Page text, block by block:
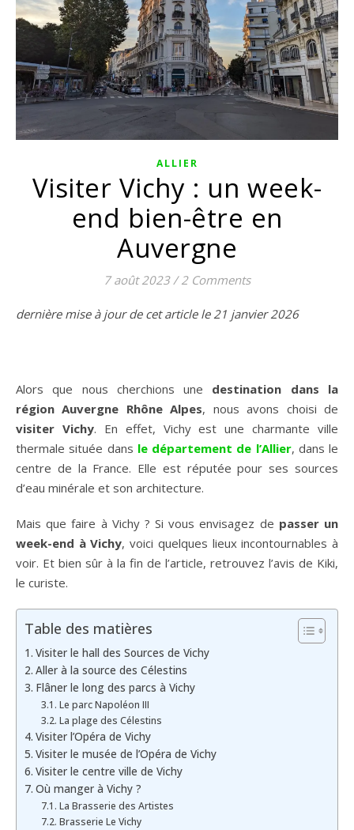
ALLIER
Visiter Vichy : un week-
end bien-être en
Auvergne
7 août 2023 / 2 Comments
dernière mise à jour de cet article le 21 janvier 2026
Alors que nous cherchions une destination dans la
région Auvergne Rhône Alpes, nous avons choisi de
visiter Vichy. En effet, Vichy est une charmante ville
thermale située dans le département de l’Allier, dans le
centre de la France. Elle est réputée pour ses sources
d’eau minérale et son architecture.
Mais que faire à Vichy ? Si vous envisagez de passer un
week-end à Vichy, voici quelques lieux incontournables à
voir. Et bien sûr à la fin de l’article, retrouvez l’avis de Kiki,
le curiste.
Table des matières
Visiter le hall des Sources de Vichy
Aller à la source des Célestins
Flâner le long des parcs à Vichy
Le parc Napoléon III
La plage des Célestins
Visiter l’Opéra de Vichy
Visiter le musée de l’Opéra de Vichy
Visiter le centre ville de Vichy
Où manger à Vichy ?
La Brasserie des Artistes
Brasserie Le Vichy